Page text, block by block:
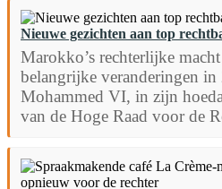
Nieuwe gezichten aan top
Marokko’s rechterlijke
belangrijke veranderingen
Mohammed VI, in zijn
van de Hoge Raad voor de